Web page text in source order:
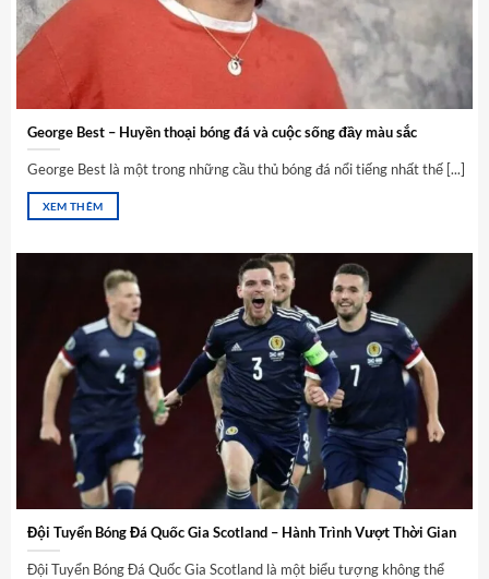
George Best – Huyền thoại bóng đá và cuộc sống đầy màu sắc
George Best là một trong những cầu thủ bóng đá nổi tiếng nhất thế [...]
XEM THÊM
Đội Tuyển Bóng Đá Quốc Gia Scotland – Hành Trình Vượt Thời Gian
Đội Tuyển Bóng Đá Quốc Gia Scotland là một biểu tượng không thể